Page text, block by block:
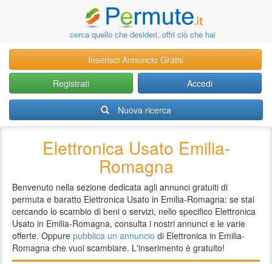
cerca quello che desideri, offri ciò che hai
Inserisci Annuncio Gratis
Registrati
Accedi
Nuova ricerca
Elettronica Usato Emilia-
Romagna
Benvenuto nella sezione dedicata agli annunci gratuiti di
permuta e baratto Elettronica Usato in Emilia-Romagna: se stai
cercando lo scambio di beni o servizi, nello specifico Elettronica
Usato in Emilia-Romagna, consulta i nostri annunci e le varie
offerte. Oppure pubblica un annuncio di Elettronica in Emilia-
Romagna che vuoi scambiare. L'inserimento è gratuito!